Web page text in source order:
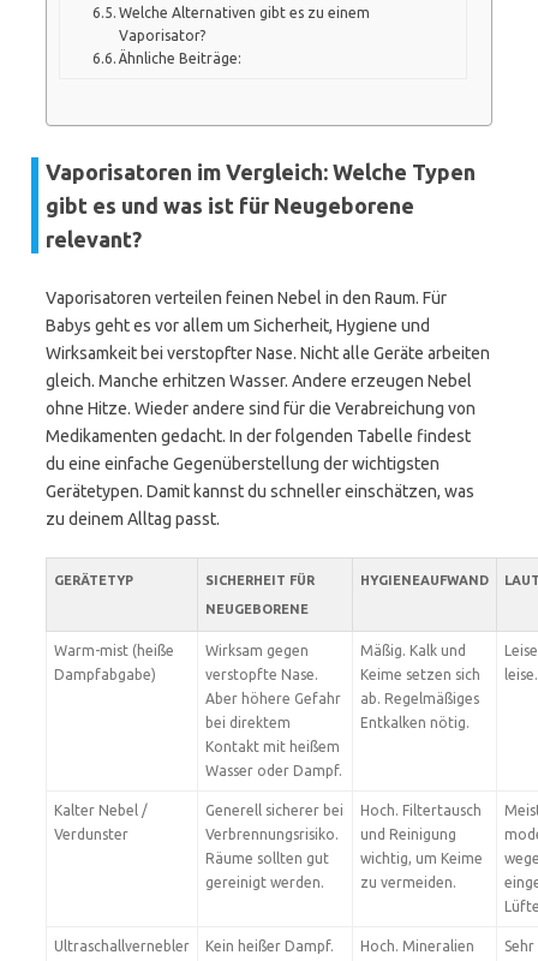
Welche Alternativen gibt es zu einem
Vaporisator?
Ähnliche Beiträge:
Vaporisatoren im Vergleich: Welche Typen
gibt es und was ist für Neugeborene
relevant?
Vaporisatoren verteilen feinen Nebel in den Raum. Für
Babys geht es vor allem um Sicherheit, Hygiene und
Wirksamkeit bei verstopfter Nase. Nicht alle Geräte arbeiten
gleich. Manche erhitzen Wasser. Andere erzeugen Nebel
ohne Hitze. Wieder andere sind für die Verabreichung von
Medikamenten gedacht. In der folgenden Tabelle findest
du eine einfache Gegenüberstellung der wichtigsten
Gerätetypen. Damit kannst du schneller einschätzen, was
zu deinem Alltag passt.
GERÄTETYP
SICHERHEIT FÜR
NEUGEBORENE
HYGIENEAUFWAND
Warm-mist (heiße
Dampfabgabe)
Wirksam gegen
verstopfte Nase.
Aber höhere Gefahr
bei direktem
Kontakt mit heißem
Wasser oder Dampf.
Mäßig. Kalk und
Keime setzen sich
ab. Regelmäßiges
Entkalken nötig.
leise.
Kalter Nebel /
Verdunster
Generell sicherer bei
Verbrennungsrisiko.
Räume sollten gut
gereinigt werden.
Hoch. Filtertausch
und Reinigung
wichtig, um Keime
zu vermeiden.
Ultraschallvernebler
Kein heißer Dampf.
Hoch. Mineralien
Sehr